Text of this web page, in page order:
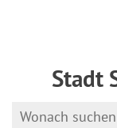
Stadt